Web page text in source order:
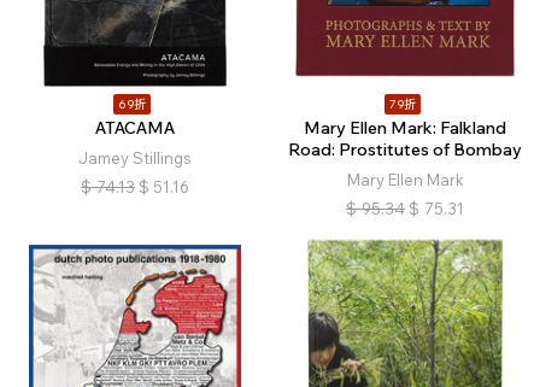
69折
ATACAMA
Jamey Stillings
$ 74.13 $ 51.16
79折
Mary Ellen Mark: Falkland
Road: Prostitutes of Bombay
Mary Ellen Mark
$ 95.34 $ 75.31